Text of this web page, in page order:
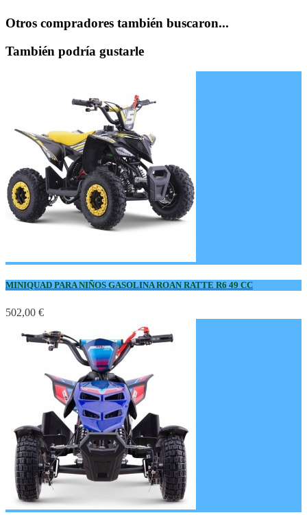
Otros compradores también buscaron...
También podría gustarle
MINIQUAD PARA NIÑOS GASOLINA ROAN RATTE R6 49 CC
502,00 €